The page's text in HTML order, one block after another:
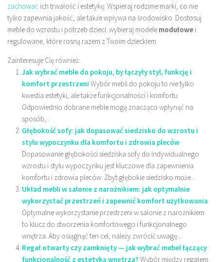
zachować ich trwałość i estetykę. Wspieraj rodzime marki, co nie
tylko zapewnia jakość, ale także wpływa na środowisko. Dostosuj
meble do wzrostu i potrzeb dzieci: wybieraj modele modułowe i
regulowane, które rosną razem z Twoim dzieckiem.
Zainteresuje Cię również:
Jak wybrać meble do pokoju, by łączyły styl, funkcję i
komfort przestrzeni Wybór mebli do pokoju to nie tylko
kwestia estetyki, ale także funkcjonalności i komfortu.
Odpowiednio dobrane meble mogą znacząco wpłynąć na
sposób,...
Głębokość sofy: jak dopasować siedzisko do wzrostu i
stylu wypoczynku dla komfortu i zdrowia pleców
Dopasowanie głębokości siedziska sofy do indywidualnego
wzrostu i stylu wypoczynku jest kluczowe dla zapewnienia
komfortu i zdrowia pleców. Zbyt głębokie siedzisko może...
Układ mebli w salonie z narożnikiem: jak optymalnie
wykorzystać przestrzeń i zapewnić komfort użytkowania
Optymalne wykorzystanie przestrzeni w salonie z narożnikiem
to klucz do stworzenia komfortowego i funkcjonalnego
wnętrza. Aby osiągnąć ten cel, należy zwrócić uwagę...
Regał otwarty czy zamknięty — jak wybrać mebel łączący
funkcjonalność z estetyką wnętrza? Wybór między regałem